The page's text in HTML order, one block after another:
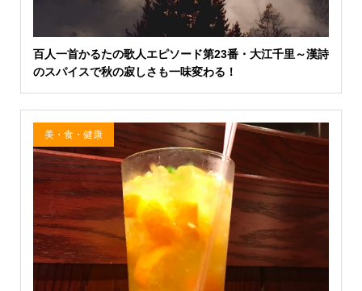
百人一首かるたの歌人エピソード第23番・大江千里～漢詩
のスパイスで秋の寂しさも一味変わる！
美・食・健康